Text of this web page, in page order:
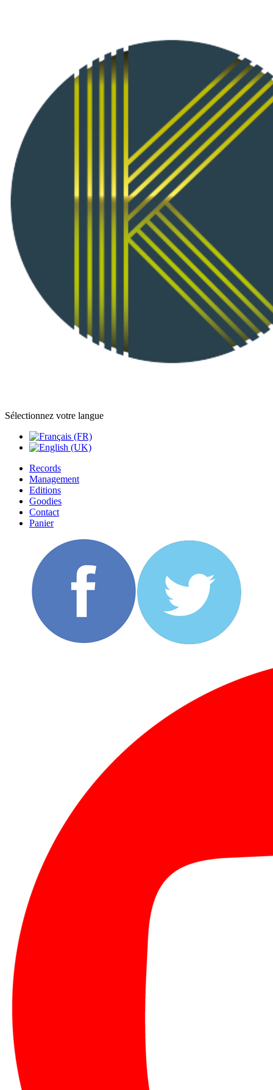
Sélectionnez votre langue
Records
Management
Editions
Goodies
Contact
Panier